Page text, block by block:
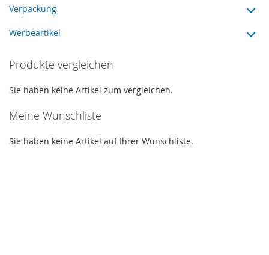
Verpackung
Werbeartikel
Produkte vergleichen
Sie haben keine Artikel zum vergleichen.
Meine Wunschliste
Sie haben keine Artikel auf Ihrer Wunschliste.